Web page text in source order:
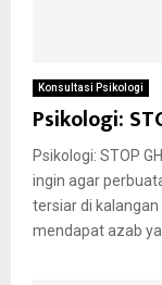
Konsultasi Psikologi
Psikologi:
Psikologi: STOP
ingin agar
tersiar di
mendapat azab